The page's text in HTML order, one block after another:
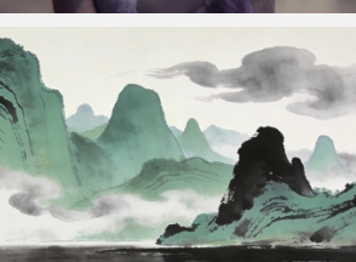
色长卷发美女 古风古典 4K壁纸